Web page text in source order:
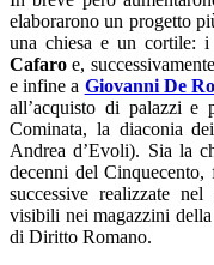
elaborarono un progetto
una chiesa e un cortile:
Cafaro e,
e infine a Giovanni De
all’acquisto di palazzi e
Cominata, la diaconia
Andrea d’Evoli). Sia la
decenni del
successive realizzate
visibili nei magazzini
di Diritto Romano.